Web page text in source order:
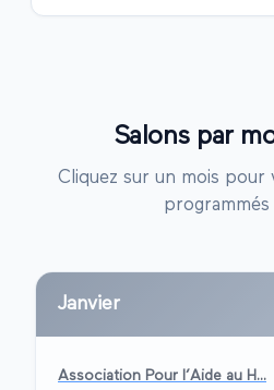
Salons par
Cliquez sur un mois pour
programmés
Janvier
Association Pour l’Aide au H...